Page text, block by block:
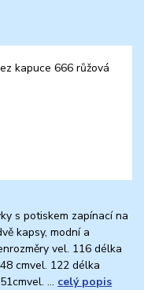
s potiskem zapínací na
kapsy, modní a
vel. 116 délka
cmvel. 122 délka
... celý popis